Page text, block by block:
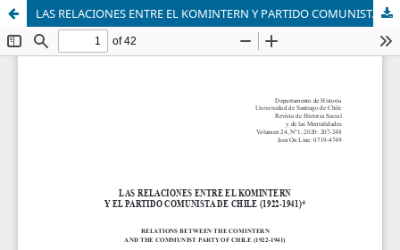
LAS RELACIONES ENTRE EL KOMINTERN Y PARTIDO COMUNISTA CHILENO (1922-1941)